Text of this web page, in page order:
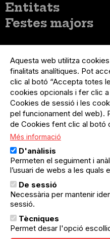
Entitats
Festes majors
del
compte
d'usuari
Menú
usuari
no
loggat
Registre
Menú
Peu
Sobre el
Preguntes
Contacte
Menú
Legal
Política de privacitat
Avís legal
Política de cookies
El Quèdequè no es fa
programades; en són
organitzadors.
© Quedequè, 2025
Aquesta web utilitza
finalitats analítiques. Pot
clic al botó “Accepta totes
cookies opcionals i fer clic
Cookies de sessió i les
pel funcionament del web).
de Cookies fent clic al botó
Més informació
D'anàlisis
Permeten el seguiment i
l’usuari de webs a les quals
De sessió
Necessària per mantenir
sessió.
Tècniques
Permet desar l'opció